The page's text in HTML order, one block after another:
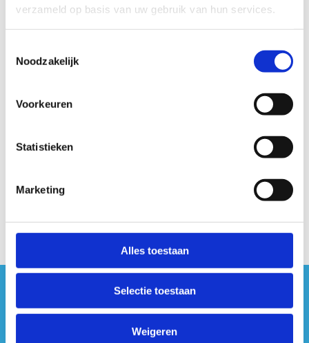
verzameld op basis van uw gebruik van hun services.
Noodzakelijk
Voorkeuren
Statistieken
Marketing
Alles toestaan
Selectie toestaan
Weigeren
Het startpunt is bij bezoekerscentrum De Klapekster.De
jagen en te genieten van de natuur
#sportersbelevenmeer
ook op sociale media